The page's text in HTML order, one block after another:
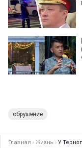
обрушение
Главная › Жизнь › У